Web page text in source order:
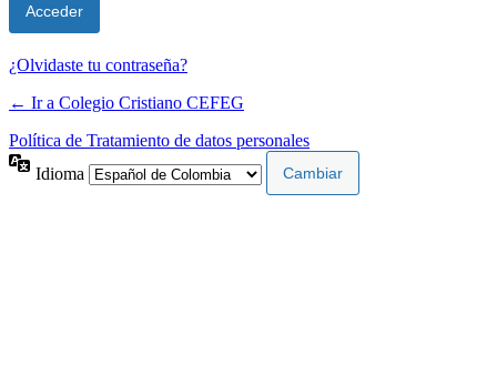
Alternative:
¿Olvidaste tu contraseña?
← Ir a Colegio Cristiano CEFEG
Política de Tratamiento de datos personales
Idioma